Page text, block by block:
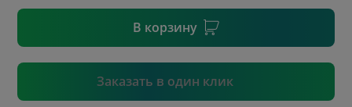
В корзину
Заказать в один клик
Подтвердить